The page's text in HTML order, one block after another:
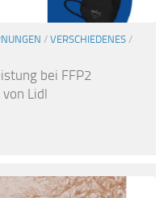
/ VERSCHIEDENES /
bei FFP2
Lidl